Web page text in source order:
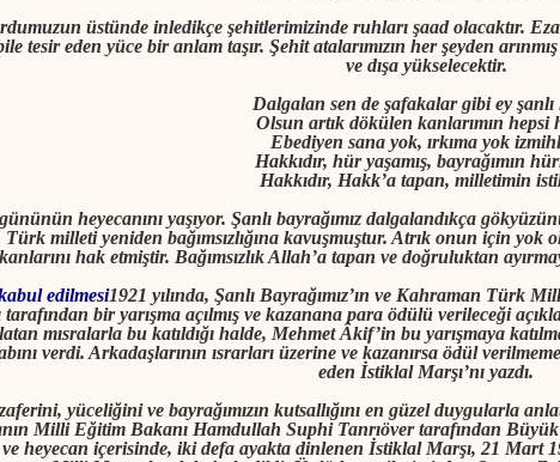
üstünde inledikçe şehitlerimizinde ruhları şaad olacaktır.
tesir eden yüce bir anlam taşır. Şehit atalarımızın her şeyden
ve dışa yükselecektir.
Dalgalan sen de şafakalar gibi ey
Olsun artık dökülen kanlarımın hepsi
Ebediyen sana yok, ırkıma yok
Hakkıdır, hür yaşamış, bayrağımın
Hakkıdır, Hakk’a tapan, milletimin
heyecanını yaşıyor. Şanlı bayrağımız dalgalandıkça
Türk milleti yeniden bağımsızlığına kavuşmuştur. Atrık onun için yok
kanlarını hak etmiştir. Bağımsızlık Allah’a tapan ve doğruluktan
edilmesi1921 yılında, Şanlı Bayrağımız’ın ve Kahraman Türk
tarafından bir yarışma açılmış ve kazanana para ödülü verileceği
mısralarla bu katıldığı halde, Mehmet Âkif’in bu yarışmaya
verdi. Arkadaşlarının ısrarları üzerine ve kazanırsa ödül
eden İstiklal Marşı’nı yazdı.
yüceliğini ve bayrağımızın kutsallığını en güzel duygularla
Milli Eğitim Bakanı Hamdullah Suphi Tanrıöver tarafından
heyecan içerisinde, iki defa ayakta dinlenen İstiklal Marşı, 21